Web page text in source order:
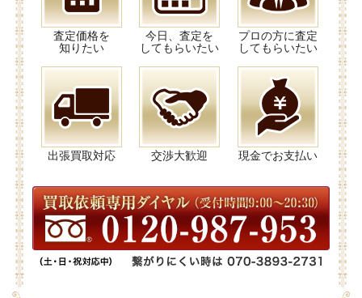
査定価格を
知りたい
今日、査定を
してもらいたい
プロの方に査定
してもらいたい
出張買取対応 交渉大歓迎 現金でお支払い